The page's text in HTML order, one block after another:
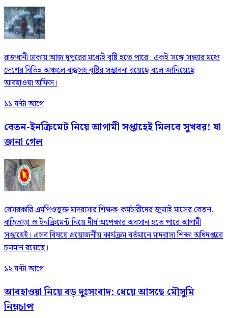
রাজধানী ঢাকায় আজ দুপুরের মধ্যেই বৃষ্টি হতে পারে। একই সঙ্গে সন্ধ্যার মধ্যে
দেশের বিভিন্ন অঞ্চলে বজ্রসহ বৃষ্টির সম্ভাবনা রয়েছে বলে জানিয়েছে
আবহাওয়া অফিস।
১১ ঘণ্টা আগে
বেতন-ইনক্রিমেট নিয়ে আগামী সপ্তাহেই মিলবে সুখবর! যা
জানা গেল
বেসরকারি এমপিওভুক্ত মাদরাসার শিক্ষক-কর্মচারীদের জুলাই মাসের বেতন,
বাড়িভাড়া ও ইনক্রিমেন্ট নিয়ে দীর্ঘ অপেক্ষার অবসান হতে পারে আগামী
সপ্তাহেই। এসব বিষয়ে প্রয়োজনীয় কার্যক্রম বর্তমানে মাদরাসা শিক্ষা অধিদপ্তরে
চলমান রয়েছে।
১২ ঘণ্টা আগে
আবহাওয়া নিয়ে বড় দুঃসংবাদ: ধেয়ে আসছে মৌসুমি
নিম্নচাপ